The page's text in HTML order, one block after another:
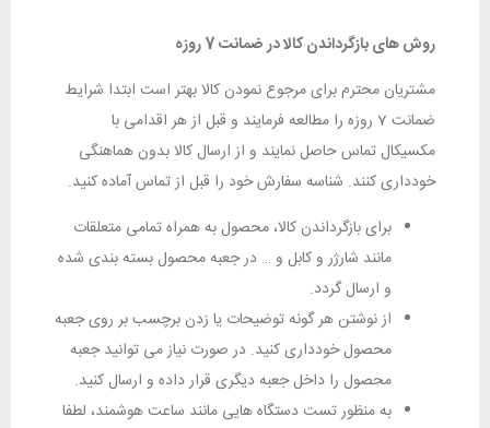
روش های بازگرداندن کالا در ضمانت 7 روزه
مشتریان محترم برای مرجوع نمودن کالا بهتر است ابتدا شرایط
ضمانت 7 روزه را مطالعه فرمایند و قبل از هر اقدامی با
مکسیکال تماس حاصل نمایند و از ارسال کالا بدون هماهنگی
خودداری کنند. شناسه سفارش خود را قبل از تماس آماده کنید.
برای بازگرداندن کالا، محصول به همراه تمامی متعلقات
مانند شارژر و کابل و … در جعبه محصول بسته بندی شده
و ارسال گردد.
از نوشتن هر گونه توضیحات یا زدن برچسب بر روی جعبه
محصول خودداری کنید. در صورت نیاز می توانید جعبه
محصول را داخل جعبه دیگری قرار داده و ارسال کنید.
به منظور تست دستگاه هایی مانند ساعت هوشمند، لطفا